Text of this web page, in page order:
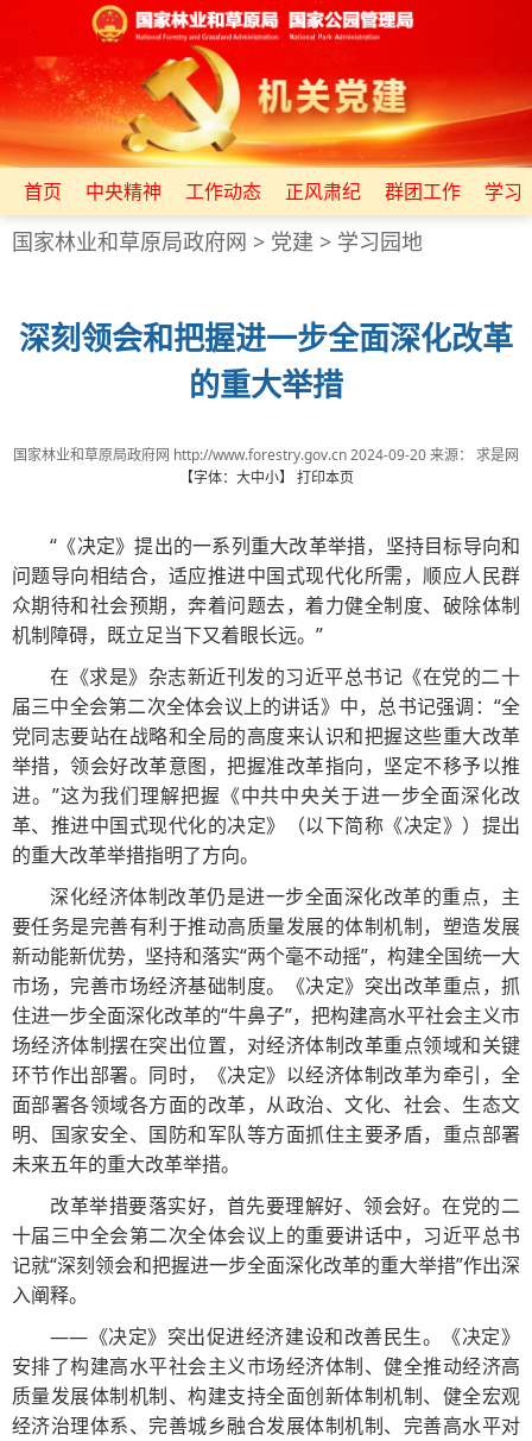
首页 中央精神 工作动态 正风肃纪 群团工作 学习
国家林业和草原局政府网 > 党建 > 学习园地
深刻领会和把握进一步全面深化改革
的重大举措
国家林业和草原局政府网 http://www.forestry.gov.cn2024-09-20来源： 求是网
【字体： 大中小】 打印本页
“《决定》提出的一系列重大改革举措，坚持目标导向和
问题导向相结合，适应推进中国式现代化所需，顺应人民群
众期待和社会预期，奔着问题去，着力健全制度、破除体制
机制障碍，既立足当下又着眼长远。”
在《求是》杂志新近刊发的习近平总书记《在党的二十
届三中全会第二次全体会议上的讲话》中，总书记强调：“全
党同志要站在战略和全局的高度来认识和把握这些重大改革
举措，领会好改革意图，把握准改革指向，坚定不移予以推
进。”这为我们理解把握《中共中央关于进一步全面深化改
革、推进中国式现代化的决定》（以下简称《决定》）提出
的重大改革举措指明了方向。
深化经济体制改革仍是进一步全面深化改革的重点，主
要任务是完善有利于推动高质量发展的体制机制，塑造发展
新动能新优势，坚持和落实“两个毫不动摇”，构建全国统一大
市场，完善市场经济基础制度。《决定》突出改革重点，抓
住进一步全面深化改革的“牛鼻子”，把构建高水平社会主义市
场经济体制摆在突出位置，对经济体制改革重点领域和关键
环节作出部署。同时，《决定》以经济体制改革为牵引，全
面部署各领域各方面的改革，从政治、文化、社会、生态文
明、国家安全、国防和军队等方面抓住主要矛盾，重点部署
未来五年的重大改革举措。
改革举措要落实好，首先要理解好、领会好。在党的二
十届三中全会第二次全体会议上的重要讲话中，习近平总书
记就“深刻领会和把握进一步全面深化改革的重大举措”作出深
入阐释。
——《决定》突出促进经济建设和改善民生。《决定》
安排了构建高水平社会主义市场经济体制、健全推动经济高
质量发展体制机制、构建支持全面创新体制机制、健全宏观
经济治理体系、完善城乡融合发展体制机制、完善高水平对